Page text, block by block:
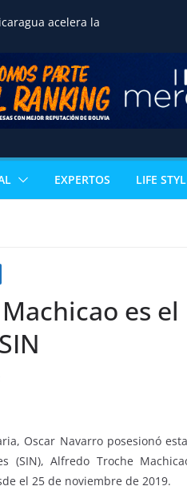
acelera la
un negocio de alto valor
Centroamérica
Seguros reafirma su
por Bolivia impulsando
empleo y crecimiento
de estudiante de
con acceso directo a
de certificación
gastronomía paceña no para:
Week vuelve con 18
EXPERTOS LIFE
es
Oscar Navarro posesionó
(SIN), Alfredo Troche
el 25 de noviembre de 2019.